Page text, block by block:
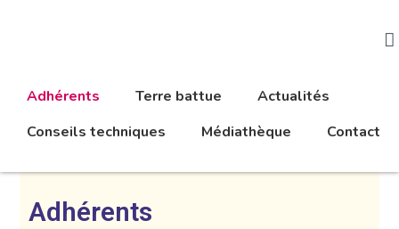
Adhérents Terre battue
Actualités
Conseils techniques
Médiathèque Contact
Adhérents